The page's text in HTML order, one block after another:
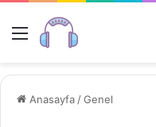
Menü
Anasayfa /Genel